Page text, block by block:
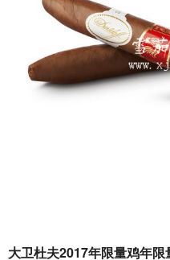
大卫杜夫2017年限量鸡年